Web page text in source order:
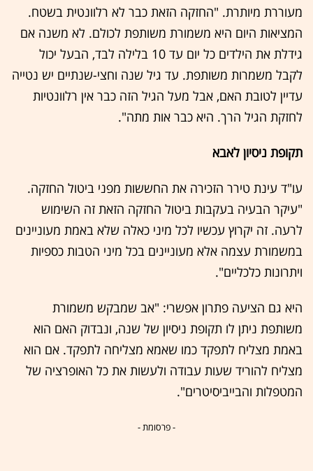
מעוררת מיותרת. "החזקה הזאת כבר לא רלוונטית בשטח.
המציאות היום היא משמורת משותפת לכולם. לא משנה אם
גידלת את הילדים כל יום עד 10 בלילה לבד, הבעל יכול
לקבל משמרות משותפת. עד גיל שנה וחצי-שנתיים יש נטייה
עדיין לטובת האם, אבל מעל הגיל הזה כבר אין רלוונטיות
לחזקת הגיל הרך. היא כבר אות מתה".
תקופת ניסיון לאבא
עו"ד עינת טירר הזכירה את החששות מפני ביטול החזקה.
"עיקר הבעיה בעקבות ביטול החזקה הזאת זה השימוש
לרעה. זה יקרוץ עכשיו לכל מיני כאלה שלא באמת מעוניינים
במשמורת עצמה אלא מעוניינים בכל מיני הטבות כספיות
ויתרונות כלכליים".
היא גם הציעה פתרון אפשרי: "אב שמבקש משמורת
משותפת ניתן לו תקופת ניסיון של שנה, ונבדוק האם הוא
באמת מצליח לתפקד כמו שאמא מצליחה לתפקד. אם הוא
מצליח להוריד שעות עבודה ולעשות את כל האופרציה של
המטפלות והבייביסיטרים".
- פרסומת -